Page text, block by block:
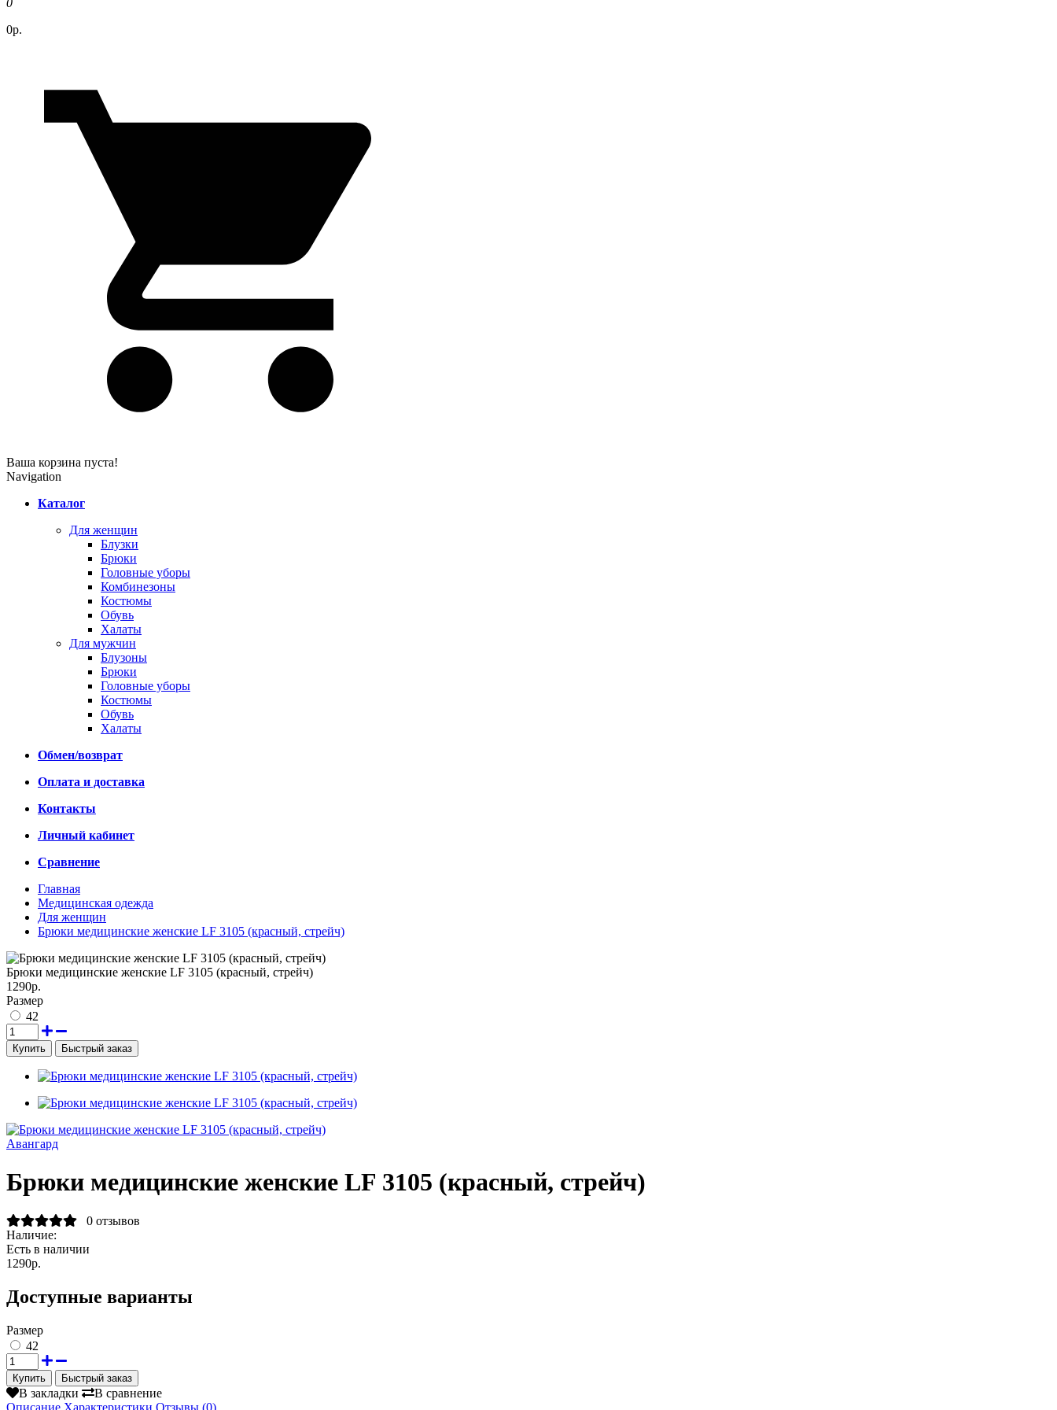
0
0р.
Ваша корзина пуста!
Navigation
Каталог
Для женщин
Блузки
Брюки
Головные уборы
Комбинезоны
Костюмы
Обувь
Халаты
Для мужчин
Блузоны
Брюки
Головные уборы
Костюмы
Обувь
Халаты
Обмен/возврат
Оплата и доставка
Контакты
Личный кабинет
Сравнение
Главная
Медицинская одежда
Для женщин
Брюки медицинские женские LF 3105 (красный, стрейч)
Брюки медицинские женские LF 3105 (красный, стрейч)
1290р.
Размер
42
Быстрый заказ
Авангард
Брюки медицинские женские LF 3105 (красный, стрейч)
0 отзывов
Наличие:
Есть в наличии
1290р.
Доступные варианты
Размер
42
Быстрый заказ
В закладки
В сравнение
Описание Характеристики Отзывы (0)